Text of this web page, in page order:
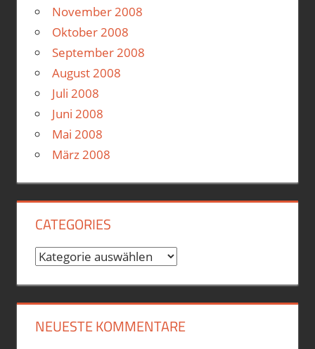
November 2008
Oktober 2008
September 2008
August 2008
Juli 2008
Juni 2008
Mai 2008
März 2008
CATEGORIES
Categories
NEUESTE KOMMENTARE